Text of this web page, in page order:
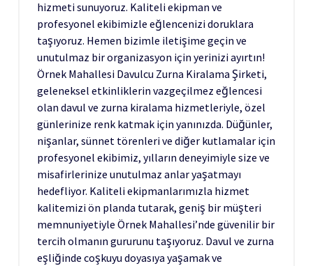
hizmeti sunuyoruz. Kaliteli ekipman ve
profesyonel ekibimizle eğlencenizi doruklara
taşıyoruz. Hemen bizimle iletişime geçin ve
unutulmaz bir organizasyon için yerinizi ayırtın!
Örnek Mahallesi Davulcu Zurna Kiralama Şirketi,
geleneksel etkinliklerin vazgeçilmez eğlencesi
olan davul ve zurna kiralama hizmetleriyle, özel
günlerinize renk katmak için yanınızda. Düğünler,
nişanlar, sünnet törenleri ve diğer kutlamalar için
profesyonel ekibimiz, yılların deneyimiyle size ve
misafirlerinize unutulmaz anlar yaşatmayı
hedefliyor. Kaliteli ekipmanlarımızla hizmet
kalitemizi ön planda tutarak, geniş bir müşteri
memnuniyetiyle Örnek Mahallesi’nde güvenilir bir
tercih olmanın gururunu taşıyoruz. Davul ve zurna
eşliğinde coşkuyu doyasıya yaşamak ve